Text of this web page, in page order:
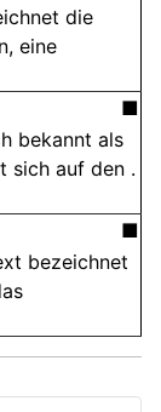
die
eine
■
bekannt als
sich auf den .
■
bezeichnet